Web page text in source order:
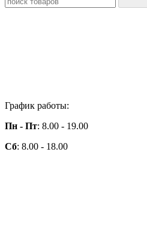
График работы:
Пн - Пт: 8.00 - 19.00
Сб: 8.00 - 18.00